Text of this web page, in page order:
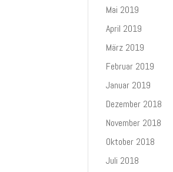
Mai 2019
April 2019
März 2019
Februar 2019
Januar 2019
Dezember 2018
November 2018
Oktober 2018
Juli 2018